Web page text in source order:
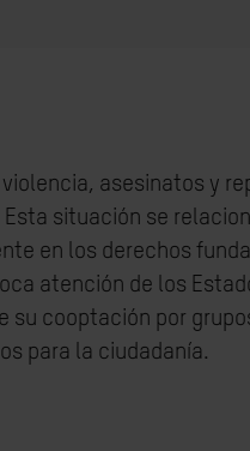
asesinatos y
situación se
en los derechos
atención de los
su cooptación por
para la ciudadanía.